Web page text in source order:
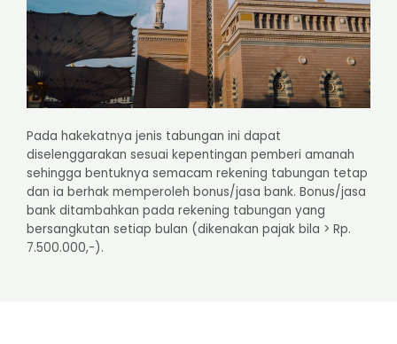
Pada hakekatnya jenis tabungan ini dapat
diselenggarakan sesuai kepentingan pemberi amanah
sehingga bentuknya semacam rekening tabungan tetap
dan ia berhak memperoleh bonus/jasa bank. Bonus/jasa
bank ditambahkan pada rekening tabungan yang
bersangkutan setiap bulan (dikenakan pajak bila > Rp.
7.500.000,-).